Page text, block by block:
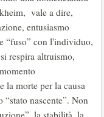
vale a dire,
entusiasmo
“fuso” con l'individuo,
respira altruismo,
la morte per la causa
nascente”. Non
la stabilità, la